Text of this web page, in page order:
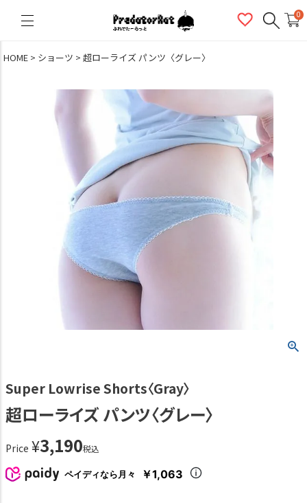
0
HOME ショーツ 超ローライズ パンツ〈グレー〉
Super Lowrise Shorts〈Gray〉
超ローライズ パンツ〈グレー〉
Price ¥3,190税込
ペイディなら月々 ￥1,063